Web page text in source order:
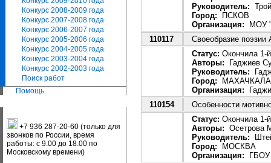
Конкурс 2008-2009 года
Конкурс 2007-2008 года
Конкурс 2006-2007 года
Конкурс 2005-2006 года
Конкурс 2004-2005 года
Конкурс 2003-2004 года
Конкурс 2002-2003 года
Поиск работ
Помощь
+7 936 287-20-60 (только для
звонков по России, время
работы: с 9.00 до 18.00 по
Московскому времени)
Руководитель:
Город: ПСКОВ
Организация: МОУ
110117
Своеобразие
Статус: Окончила 1-
Авторы: Гаджиев
Руководитель:
Город: МАХАЧКАЛА
Организация:
110154
Особенности
Статус: Окончила 1-
Авторы: Осетрова
Руководитель:
Город: МОСКВА
Организация: ГБОУ